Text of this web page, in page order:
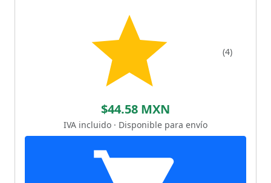
(4)
$44.58 MXN
IVA incluido · Disponible para envío